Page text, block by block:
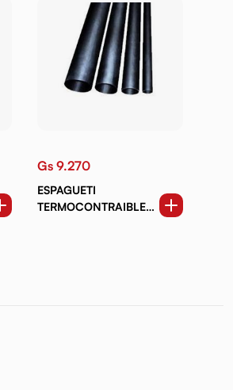
Gs 9.270
ESPAGUETI
TERMOCONTRAIBLE